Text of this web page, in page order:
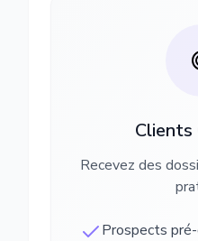
Clients
Recevez des
Prospects